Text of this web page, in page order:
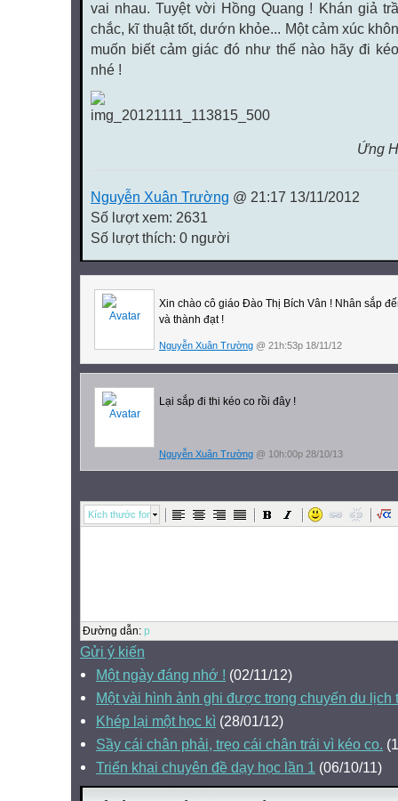
vai nhau. Tuyệt vời Hồng Quang ! Khán giả
chắc, kĩ thuật tốt, dướn khỏe... Một cảm xúc
muốn biết cảm giác đó như thế nào hãy đi
nhé !
Ứng Hòa, ngày 11
Nguyễn Xuân Trường @ 21:17 13/11/2012
Số lượt xem: 2631
Số lượt thích: 0 người
Xin chào cô giáo Đào Thị Bích Vân ! Nhân sắp
và thành đạt !
Nguyễn Xuân Trường @ 21h:53p 18/11/12
Lại sắp đi thi kéo co rồi đây !
Nguyễn Xuân Trường @ 10h:00p 28/10/13
Kích thước font
Đường dẫn: p
Gửi ý kiến
Một ngày đáng nhớ ! (02/11/12)
Một vài hình ảnh ghi được trong chuyến du lịch
Khép lại một học kì (28/01/12)
Sầy cái chân phải, trẹo cái chân trái vì kéo co.
Triển khai chuyên đề dạy học lần 1 (06/10/11)